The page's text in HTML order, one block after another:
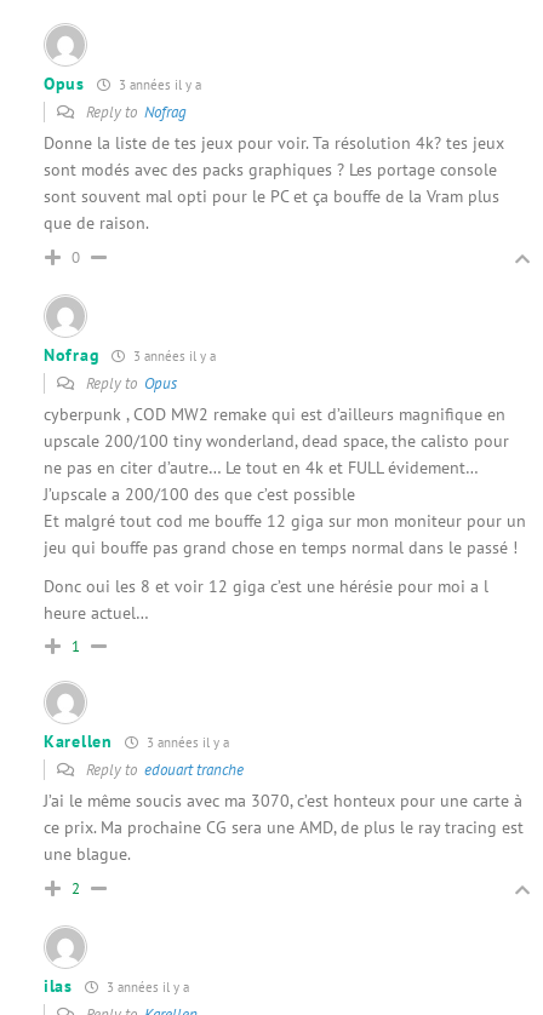
Opus 3 années il y a
Reply to Nofrag
Donne la liste de tes jeux pour voir. Ta résolution 4k? tes jeux
sont modés avec des packs graphiques ? Les portage console
sont souvent mal opti pour le PC et ça bouffe de la Vram plus
que de raison.
0
Nofrag 3 années il y a
Reply to Opus
cyberpunk , COD MW2 remake qui est d’ailleurs magnifique en
upscale 200/100 tiny wonderland, dead space, the calisto pour
ne pas en citer d’autre… Le tout en 4k et FULL évidement…
J’upscale a 200/100 des que c’est possible
Et malgré tout cod me bouffe 12 giga sur mon moniteur pour un
jeu qui bouffe pas grand chose en temps normal dans le passé !
Donc oui les 8 et voir 12 giga c’est une hérésie pour moi a l
heure actuel…
1
Karellen 3 années il y a
Reply to edouart tranche
J’ai le même soucis avec ma 3070, c’est honteux pour une carte à
ce prix. Ma prochaine CG sera une AMD, de plus le ray tracing est
une blague.
2
ilas 3 années il y a